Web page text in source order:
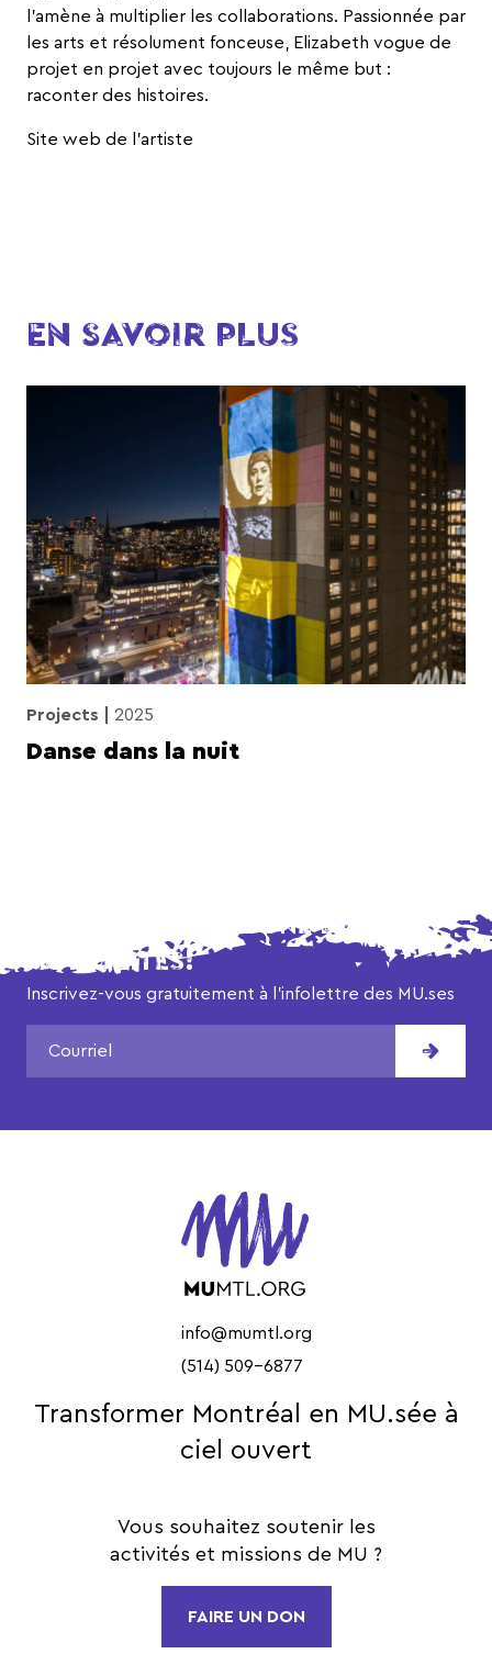
l’amène à multiplier les collaborations. Passionnée par
les arts et résolument fonceuse, Elizabeth vogue de
projet en projet avec toujours le même but :
raconter des histoires.
Site web de l’artiste
EN SAVOIR PLUS
Projects 2025
Danse dans la nuit
NE MANQUEZ AUCUNE DE NOS
ACTUALITÉS!
Inscrivez-vous gratuitement à l’infolettre des MU.ses
info@mumtl.org
(514) 509-6877
Transformer Montréal en MU.sée à
ciel ouvert
Vous souhaitez soutenir les
activités et missions de MU ?
FAIRE UN DON